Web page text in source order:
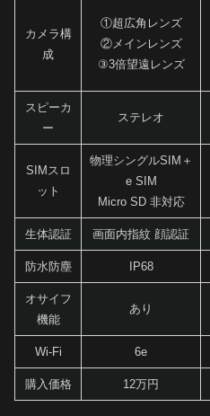
カメラ構
成
①超広角レンズ
②メインレンズ
③3倍望遠レンズ
スピーカ
ー
ステレオ
SIMスロ
ット
物理シングルSIM＋
e SIM
Micro SD 非対応
生体認証 画面内指紋 顔認証
防水防塵 IP68
オサイフ
機能
あり
Wi-Fi 6e
購入価格 12万円